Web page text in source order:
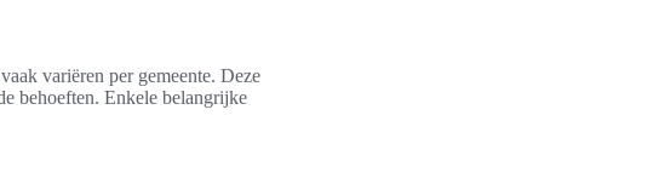
variëren per gemeente. Deze
behoeften. Enkele belangrijke